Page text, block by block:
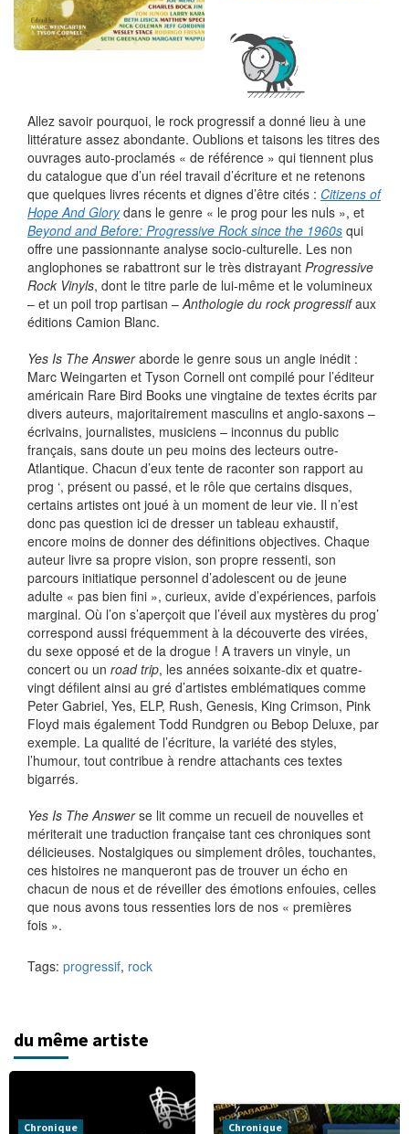
Allez savoir pourquoi, le rock progressif a donné lieu à une
littérature assez abondante. Oublions et taisons les titres des
ouvrages auto-proclamés « de référence » qui tiennent plus
du catalogue que d’un réel travail d’écriture et ne retenons
que quelques livres récents et dignes d’être cités : Citizens of
Hope And Glorydans le genre « le prog pour les nuls », et
Beyond and Before: Progressive Rock since the 1960s qui
offre une passionnante analyse socio-culturelle. Les non
anglophones se rabattront sur le très distrayant Progressive
Rock Vinyls, dont le titre parle de lui-même et le volumineux
– et un poil trop partisan –Anthologie du rock progressifaux
éditions Camion Blanc.
Yes Is The Answeraborde le genre sous un angle inédit :
Marc Weingarten et Tyson Cornell ont compilé pour l’éditeur
américain Rare Bird Books une vingtaine de textes écrits par
divers auteurs, majoritairement masculins et anglo-saxons –
écrivains, journalistes, musiciens – inconnus du public
français, sans doute un peu moins des lecteurs outre-
Atlantique. Chacun d’eux tente de raconter son rapport au
prog ‘, présent ou passé, et le rôle que certains disques,
certains artistes ont joué à un moment de leur vie. Il n’est
donc pas question ici de dresser un tableau exhaustif,
encore moins de donner des définitions objectives. Chaque
auteur livre sa propre vision, son propre ressenti, son
parcours initiatique personnel d’adolescent ou de jeune
adulte « pas bien fini », curieux, avide d’expériences, parfois
marginal. Où l’on s’aperçoit que l’éveil aux mystères du prog’
correspond aussi fréquemment à la découverte des virées,
du sexe opposé et de la drogue ! A travers un vinyle, un
concert ou un road trip, les années soixante-dix et quatre-
vingt défilent ainsi au gré d’artistes emblématiques comme
Peter Gabriel, Yes, ELP, Rush, Genesis, King Crimson, Pink
Floyd mais également Todd Rundgren ou Bebop Deluxe, par
exemple. La qualité de l’écriture, la variété des styles,
l’humour, tout contribue à rendre attachants ces textes
bigarrés.
Yes Is The Answerse lit comme un recueil de nouvelles et
mériterait une traduction française tant ces chroniques sont
délicieuses. Nostalgiques ou simplement drôles, touchantes,
ces histoires ne manqueront pas de trouver un écho en
chacun de nous et de réveiller des émotions enfouies, celles
que nous avons tous ressenties lors de nos « premières
fois ».
Tags: progressif, rock
du même artiste
Chronique Chronique